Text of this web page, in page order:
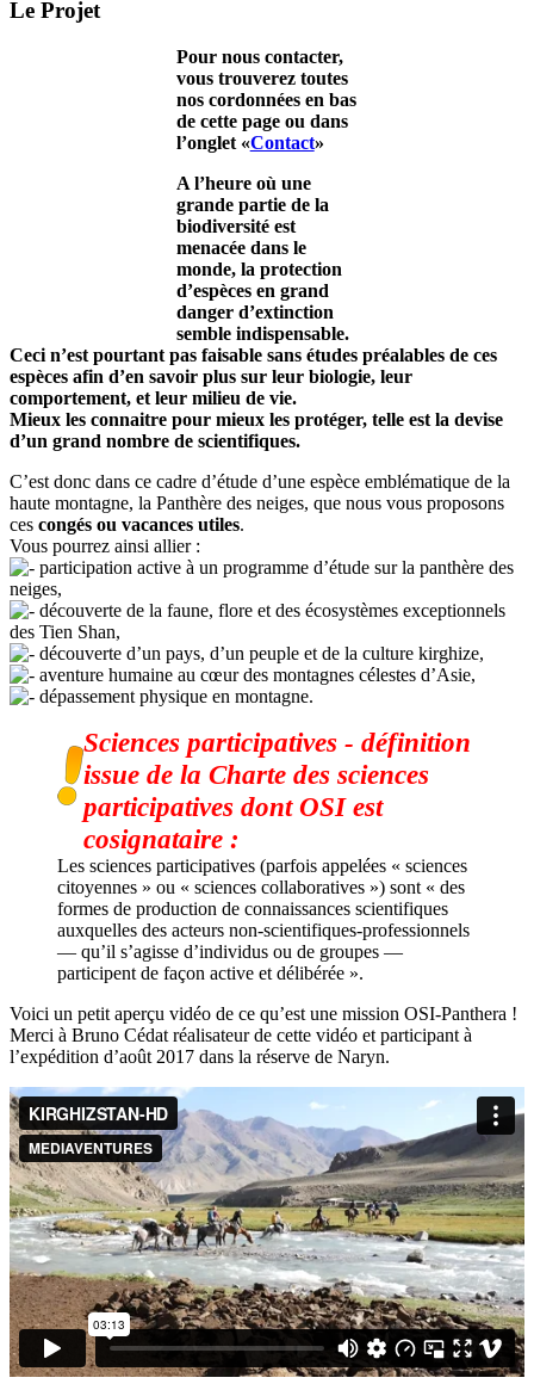
Le Projet
Pour nous contacter,
vous trouverez toutes
nos cordonnées en bas
de cette page ou dans
l’onglet «Contact»
A l’heure où une
grande partie de la
biodiversité est
menacée dans le
monde, la protection
d’espèces en grand
danger d’extinction
semble indispensable.
Ceci n’est pourtant pas faisable sans études préalables de ces
espèces afin d’en savoir plus sur leur biologie, leur
comportement, et leur milieu de vie.
Mieux les connaitre pour mieux les protéger, telle est la devise
d’un grand nombre de scientifiques.
C’est donc dans ce cadre d’étude d’une espèce emblématique de la
haute montagne, la Panthère des neiges, que nous vous proposons
ces congés ou vacances utiles.
Vous pourrez ainsi allier :
participation active à un programme d’étude sur la panthère des
neiges,
découverte de la faune, flore et des écosystèmes exceptionnels
des Tien Shan,
découverte d’un pays, d’un peuple et de la culture kirghize,
aventure humaine au cœur des montagnes célestes d’Asie,
dépassement physique en montagne.
Sciences participatives - définition
issue de la Charte des sciences
participatives dont OSI est
cosignataire :
Les sciences participatives (parfois appelées « sciences
citoyennes » ou « sciences collaboratives ») sont « des
formes de production de connaissances scientifiques
auxquelles des acteurs non-scientifiques-professionnels
— qu’il s’agisse d’individus ou de groupes —
participent de façon active et délibérée ».
Voici un petit aperçu vidéo de ce qu’est une mission OSI-Panthera !
Merci à Bruno Cédat réalisateur de cette vidéo et participant à
l’expédition d’août 2017 dans la réserve de Naryn.